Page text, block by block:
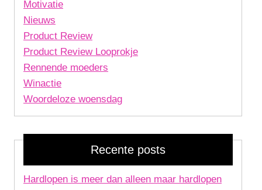
Motivatie
Nieuws
Product Review
Product Review Looprokje
Rennende moeders
Winactie
Woordeloze woensdag
Recente posts
Hardlopen is meer dan alleen maar hardlopen